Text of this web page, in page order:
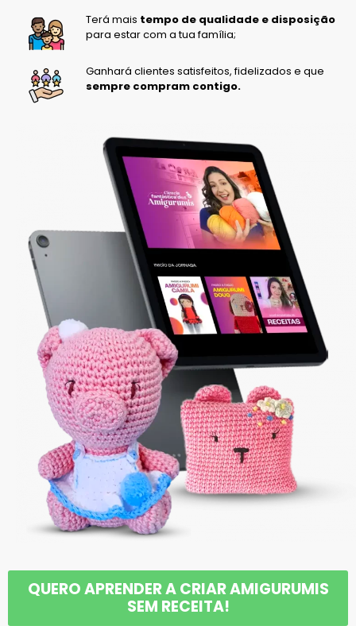
Terá mais tempo de qualidade e disposição
para estar com a tua família;
Ganhará clientes satisfeitos, fidelizados e que
sempre compram contigo.
QUERO APRENDER A CRIAR AMIGURUMIS
SEM RECEITA!